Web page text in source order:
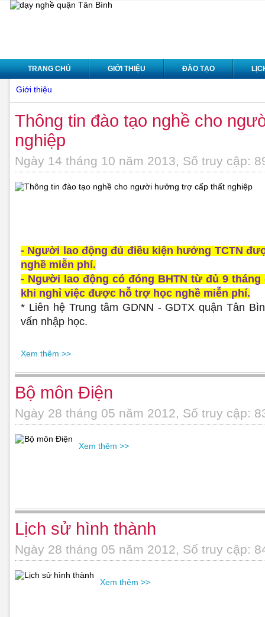
TRANG CHỦ GIỚI THIỆU ĐÀO TẠO
Giới thiệu
Thông tin đào tạo nghề cho
nghiệp
Ngày 14 tháng 10 năm 2013, Số truy cập:
- Người lao động đủ điều kiện hưởng TCTN
nghề miễn phí.
- Người lao động có đóng BHTN từ đủ 9 tháng
khi nghỉ việc được hỗ trợ học nghề miễn phí.
* Liên hệ Trung tâm GDNN - GDTX quận Tân
vấn nhập học.
Xem thêm >>
Bộ môn Điện
Ngày 28 tháng 05 năm 2012, Số truy cập:
Xem thêm >>
Lịch sử hình thành
Ngày 28 tháng 05 năm 2012, Số truy cập:
Xem thêm >>